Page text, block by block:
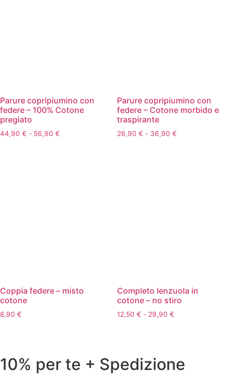
Parure copripiumino con
federe – 100% Cotone
pregiato
44,90 € - 56,90 €
Parure copripiumino con
federe – Cotone morbido e
traspirante
26,90 € - 36,90 €Fascia
Coppia federe – misto
cotone
8,90 €
Completo lenzuola in
cotone – no stiro
12,50 € - 29,90 €Fascia
a
10% per te + Spedizione